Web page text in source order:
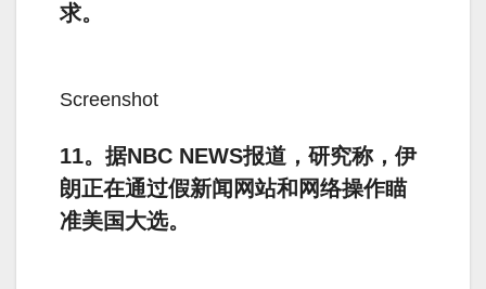
求。
Screenshot
11。据NBC NEWS报道，研究称，伊
朗正在通过假新闻网站和网络操作瞄
准美国大选。